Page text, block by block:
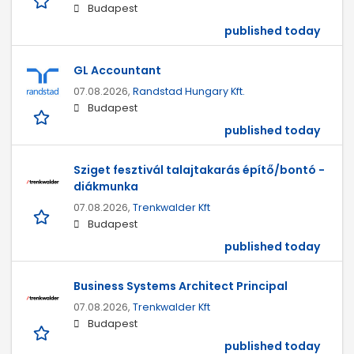
Budapest
published today
GL Accountant
07.08.2026, Randstad Hungary Kft.
Budapest
published today
Sziget fesztivál talajtakarás építő/bontó -
diákmunka
07.08.2026, Trenkwalder Kft
Budapest
published today
Business Systems Architect Principal
07.08.2026, Trenkwalder Kft
Budapest
published today